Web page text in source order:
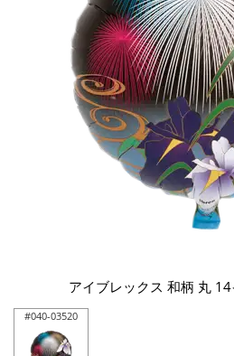
アイブレックス 和柄 丸
#040-03520